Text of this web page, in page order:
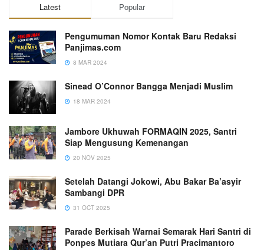
Latest Popular
Pengumuman Nomor Kontak Baru Redaksi
Panjimas.com
8 MAR 2024
Sinead O’Connor Bangga Menjadi Muslim
18 MAR 2024
Jambore Ukhuwah FORMAQIN 2025, Santri
Siap Mengusung Kemenangan
20 NOV 2025
Setelah Datangi Jokowi, Abu Bakar Ba’asyir
Sambangi DPR
31 OCT 2025
Parade Berkisah Warnai Semarak Hari Santri di
Ponpes Mutiara Qur’an Putri Pracimantoro